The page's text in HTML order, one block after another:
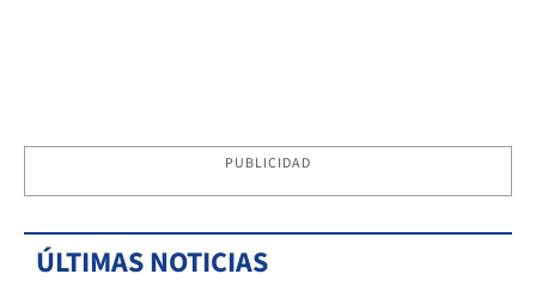
PUBLICIDAD
ÚLTIMAS NOTICIAS